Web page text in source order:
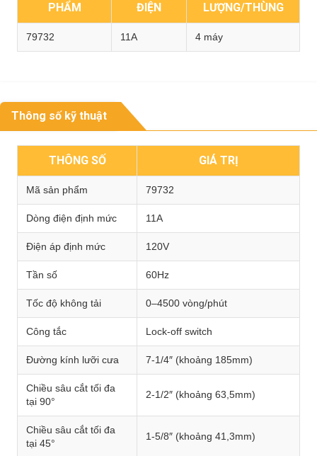
PHẨM
ĐIỆN
LƯỢNG/THÙNG
79732 11A 4 máy
Thông số kỹ thuật
THÔNG SỐ GIÁ TRỊ
Mã sản phẩm 79732
Dòng điện định mức 11A
Điện áp định mức 120V
Tần số 60Hz
Tốc độ không tải 0–4500 vòng/phút
Công tắc Lock-off switch
Đường kính lưỡi cưa 7-1/4″ (khoảng 185mm)
Chiều sâu cắt tối đa
tại 90°
2-1/2″ (khoảng 63,5mm)
Chiều sâu cắt tối đa
tại 45°
1-5/8″ (khoảng 41,3mm)